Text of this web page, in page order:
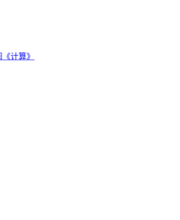
计算》